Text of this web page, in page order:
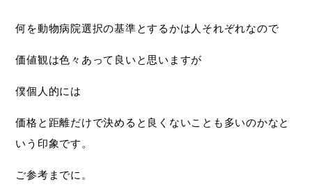
何を動物病院選択の基準とするかは人それぞれなので
価値観は色々あって良いと思いますが
僕個人的には
価格と距離だけで決めると良くないことも多いのかなと
いう印象です。
ご参考までに。